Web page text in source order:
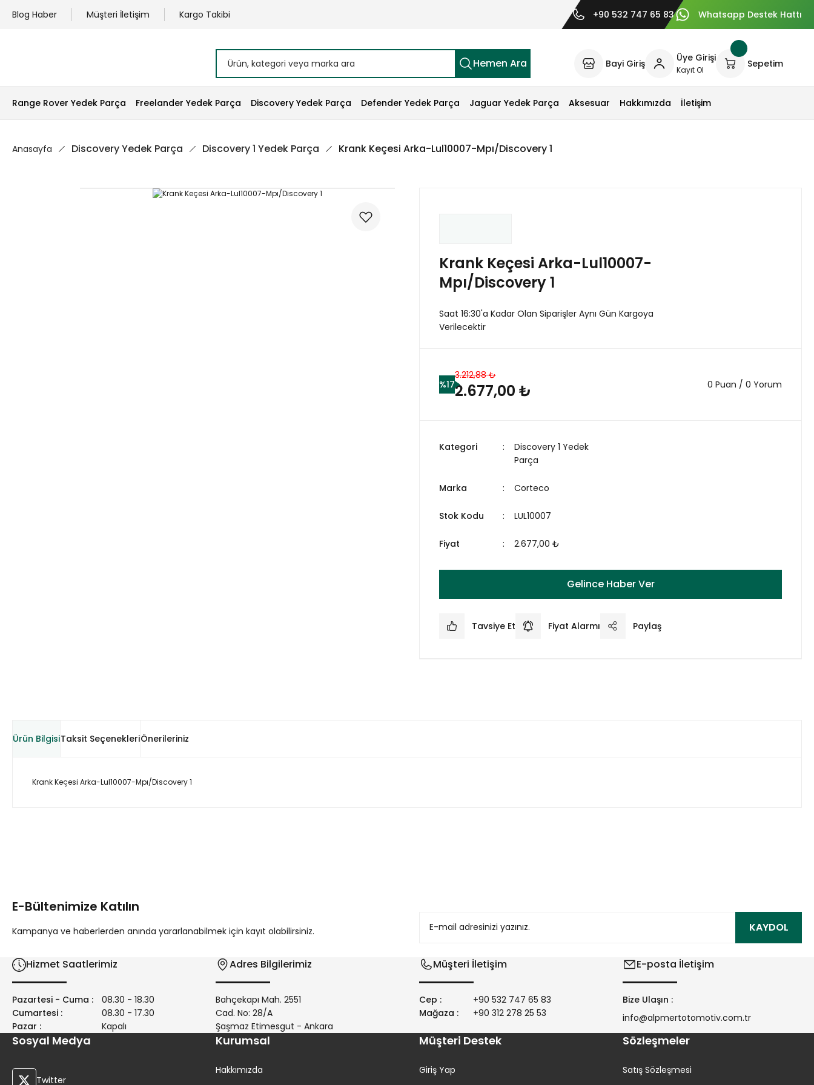
Blog Haber Müşteri İletişim Kargo Takibi +90 532 747 65 83 Whatsapp Destek Hattı
Hemen Ara Bayi Giriş Üye Girişi
Kayıt Ol
Sepetim
Range Rover Yedek Parça Freelander Yedek Parça Discovery Yedek Parça Defender Yedek Parça Jaguar Yedek Parça Aksesuar Hakkımızda İletişim
Anasayfa Discovery Yedek Parça Discovery 1 Yedek Parça Krank Keçesi Arka-Lul10007-Mpı/Discovery 1
Krank Keçesi Arka-Lul10007-
Mpı/Discovery 1
Saat 16:30'a Kadar Olan Siparişler Aynı Gün Kargoya
Verilecektir
%17
3.212,88 ₺
2.677,00 ₺ 0 Puan / 0 Yorum
Kategori
Discovery 1 Yedek
Parça
Marka Corteco
Stok Kodu LUL10007
Fiyat 2.677,00 ₺
Gelince Haber Ver
Tavsiye Et Fiyat Alarmı Paylaş
Ürün BilgisiTaksit SeçenekleriÖnerileriniz
Krank Keçesi Arka-Lul10007-Mpı/Discovery 1
Ürün bilgilerinde hatalar bulunuyor.
E-Bültenimize Katılın
Kampanya ve haberlerden anında yararlanabilmek için kayıt olabilirsiniz. KAYDOL
Hizmet Saatlerimiz
Pazartesi - Cuma :
08.30 - 18.30
Cumartesi :
08.30 - 17.30
Pazar :
Kapalı
Adres Bilgilerimiz
Bahçekapı Mah. 2551
Cad. No: 28/A
Şaşmaz Etimesgut - Ankara
Müşteri İletişim
Cep :
+90 532 747 65 83
Mağaza :
+90 312 278 25 53
E-posta İletişim
Bize Ulaşın :
info@alpmertotomotiv.com.tr
Sosyal Medya
Twitter
Kurumsal
Hakkımızda
Müşteri Destek
Giriş Yap
Sözleşmeler
Satış Sözleşmesi